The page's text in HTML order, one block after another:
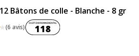
Bâtons de colle - Blanche - 8 gr
(6 avis)Coût environnemental :
118